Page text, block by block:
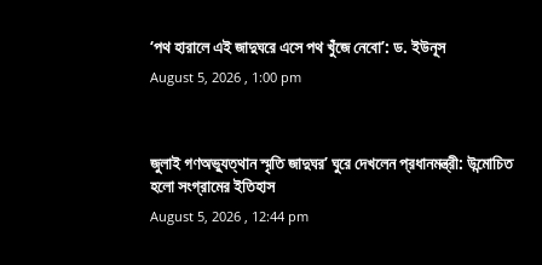
‘পথ হারালে এই জাদুঘরে এসে পথ খুঁজে নেবো’: ড. ইউনূস
August 5, 2026 , 1:00 pm
জুলাই গণঅভ্যুত্থান স্মৃতি জাদুঘর’ ঘুরে দেখলেন প্রধানমন্ত্রী: উন্মোচিত
হলো সংগ্রামের ইতিহাস
August 5, 2026 , 12:44 pm